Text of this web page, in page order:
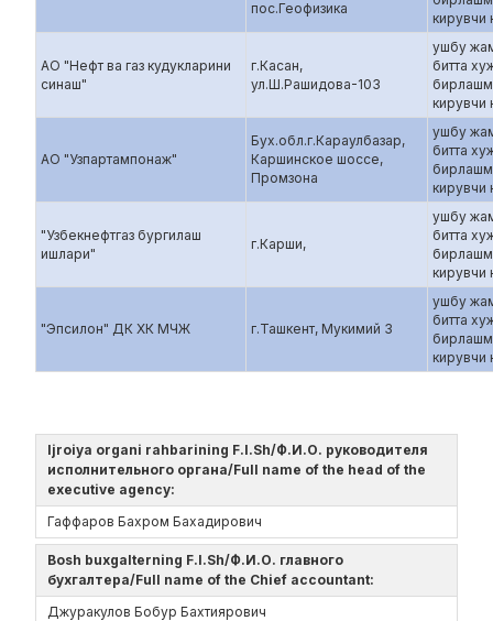
пос.Геофизика
АО "Нефт ва газ кудукларини
синаш"
г.Касан,
ул.Ш.Рашидова-103
ушбу
битта
кирувчи
АО "Узпартампонаж"
Бух.обл.г.Караулбазар,
Каршинское шоссе,
Промзона
ушбу
битта
"Узбекнефтгаз бургилаш
ишлари"
г.Карши,
ушбу
битта
кирувчи
"Эпсилон" ДК ХК МЧЖ г.Ташкент, Мукимий 3
ушбу
битта
Ijroiya organi rahbarining F.I.Sh/Ф.И.О. руководителя
исполнительного органа/Full name of the head of the
executive agency:
Гаффаров Бахром Бахадирович
Bosh buxgalterning F.I.Sh/Ф.И.О. главного
бухгалтера/Full name of the Chief accountant:
Джуракулов Бобур Бахтиярович